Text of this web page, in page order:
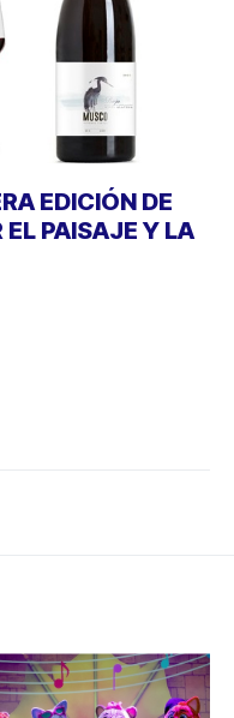
EDICIÓN DE
PAISAJE Y LA